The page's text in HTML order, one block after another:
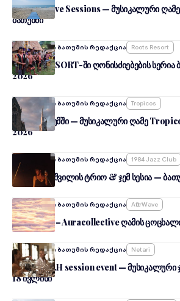
Summer Live Sessions — მუსიკალური
ბათუმში
Ავტორი:შენი ბათუმის რედაქცია Roots Resort
ROOTS RESORT-ში ღონისძიებების სერია
2026
Ავტორი: შენი ბათუმის რედაქცია Tropicos
კას:სტ ბათუმში — მუსიკალური ღამე
2026
შენი ბათუმის რედაქცია 1984 Jazz Club
გია რაქვიაშვილის ტრიო & ჯემ სესია —
Ავტორი:შენი ბათუმის რედაქცია AfterWave
AfterWave – Auracollective ღამის
Ავტორი: შენი ბათუმის რედაქცია Netari
Netari & R.H session event — მუსიკალური
18 ივლისი